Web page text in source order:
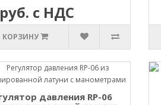
с НДС
КОРЗИНУ
давления RP-06